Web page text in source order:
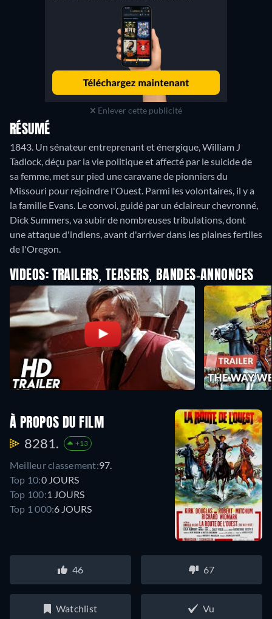
Enlever cette publicité
RÉSUMÉ
1843. Un sénateur entreprenant et énergique, William J
Tadlock, déçu par la vie politique et affecté par le suicide de
sa femme, met sur pied une caravane de pionniers du
Missouri pour rejoindre l'Ouest. Parmi les volontaires, il y a
la famille Evans. Le convoi, guidé par un éclaireur chevronné,
Dick Summers, va subir de nombreuses tribulations, dont
une attaque d'indiens, avant d'arriver dans les plaines fertiles
de l'Oregon.
VIDEOS: TRAILERS, TEASERS, BANDES-ANNONCES
À PROPOS DU FILM
8281. +13
Meilleur classement:97.
Top 10:0 JOURS
Top 100:1 JOURS
Top 1 000:6 JOURS
46 67
Watchlist Vu